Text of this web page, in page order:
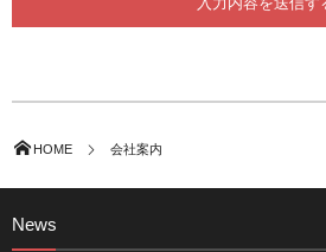
HOME 会社案内
News